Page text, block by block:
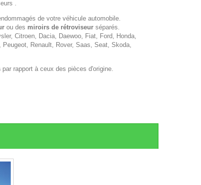
.
de votre véhicule automobile.
ou des miroirs de rétroviseur séparés.
Citroen, Dacia, Daewoo, Fiat, Ford, Honda,
Renault, Rover, Saas, Seat, Skoda,
par rapport à ceux des pièces d'origine.